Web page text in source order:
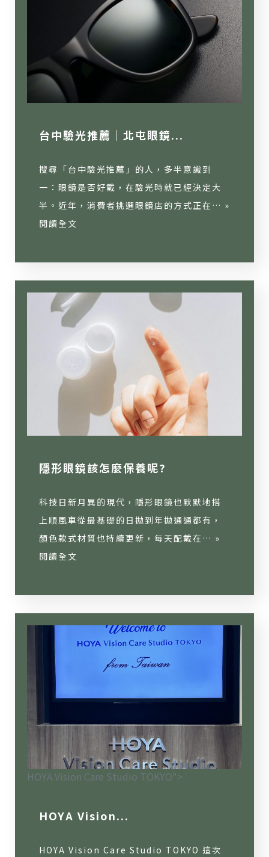
台中驗光推薦｜北屯眼鏡...
搜尋「台中驗光推薦」的人，多半意識到
一：眼鏡是否好戴，在驗光時就已經決定大
半。近年，消費者挑選眼鏡店的方式正在… »
閱讀全文
隱形眼鏡該怎麼保養呢?
科技日新月異的現代，隱形眼鏡也默默地搭
上順風車從最基礎的日拋到年拋通通都有，
顏色款式材質也持續更新，每天配戴在… »
閱讀全文
HOYA Vision Care Studio TOKYO">
HOYA Vision...
HOYA Vision Care Studio TOKYO 這次